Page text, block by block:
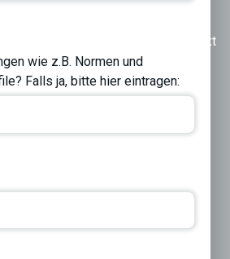
Next
wie z.B. Normen und
Falls ja, bitte hier eintragen: